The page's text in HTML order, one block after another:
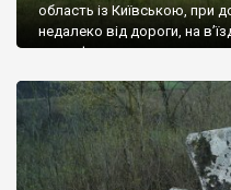
область із Київською, при
недалеко від дороги, на
рельєфне пано, яке показує
не видно, але видно дві